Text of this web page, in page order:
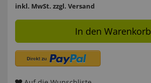
inkl. MwSt. zzgl. Versand
In den Warenkorb